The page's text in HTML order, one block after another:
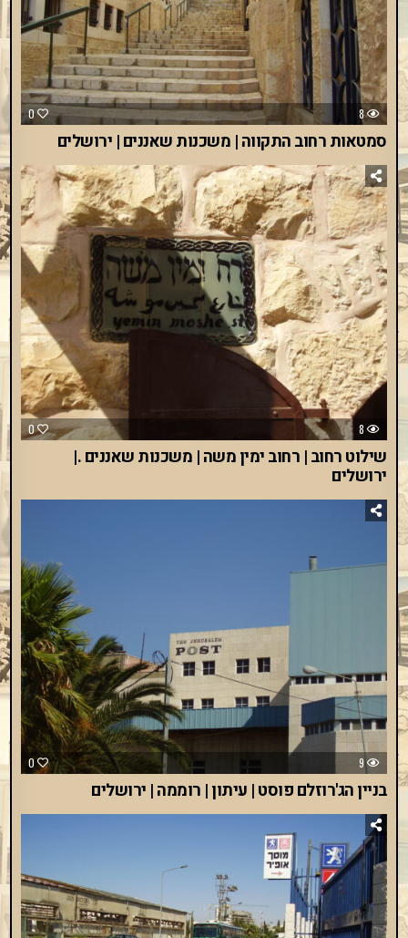
0 8
סמטאות רחוב התקווה | משכנות שאננים | ירושלים
0 8
שילוט רחוב | רחוב ימין משה | משכנות שאננים .|
ירושלים
0 9
בניין הג'רוזלם פוסט | עיתון | רוממה | ירושלים